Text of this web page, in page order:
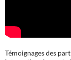
Témoignages des